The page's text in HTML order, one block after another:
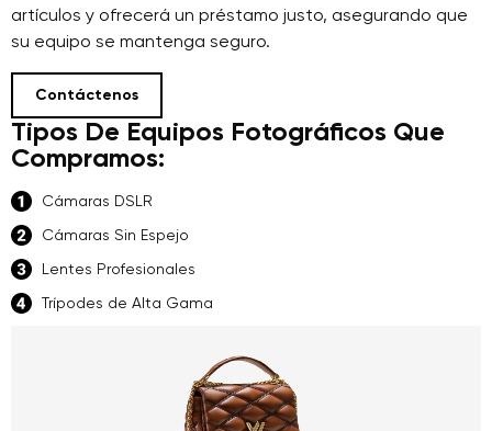
artículos y ofrecerá un préstamo justo, asegurando que
su equipo se mantenga seguro.
Contáctenos
Tipos De Equipos Fotográficos Que
Compramos:
Cámaras DSLR
Cámaras Sin Espejo
Lentes Profesionales
Trípodes de Alta Gama